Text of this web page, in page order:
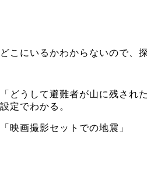
どこにいるかわからないので、
「どうして避難者が山に残され
設定でわかる。
「映画撮影セットでの地震」